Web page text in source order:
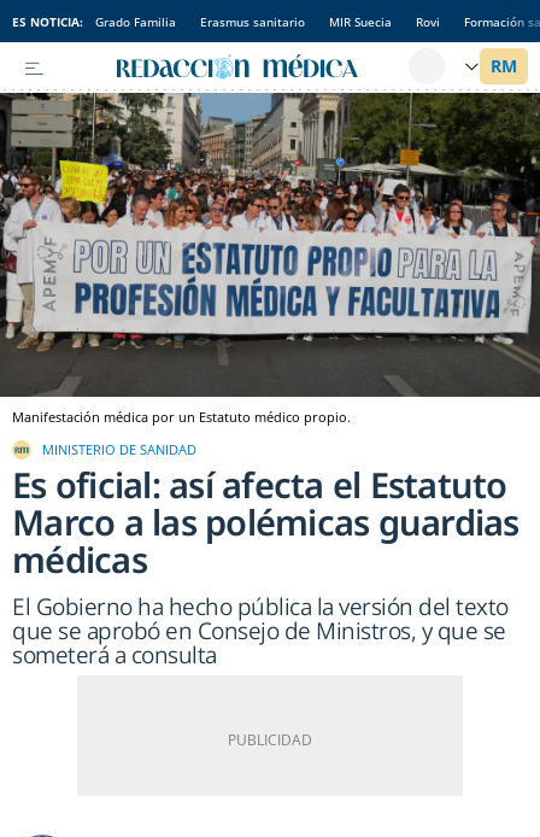
ES NOTICIA: Grado Familia Erasmus sanitario MIR Suecia Rovi Formación
Manifestación médica por un Estatuto médico propio.
MINISTERIO DE SANIDAD
Es oficial: así afecta el Estatuto
Marco a las polémicas guardias
médicas
El Gobierno ha hecho pública la versión del texto
que se aprobó en Consejo de Ministros, y que se
someterá a consulta